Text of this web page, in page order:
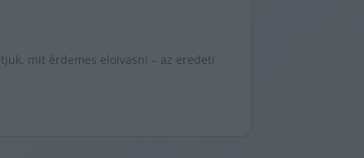
mit érdemes elolvasni – az eredeti